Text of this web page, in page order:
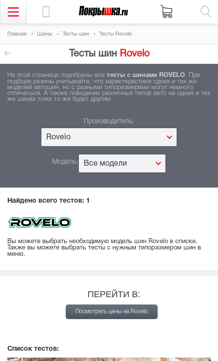
Главная Шины Тесты шин Тесты Rovelo
Тесты шин Rovelo
На этой странице подобраны все тесты с шинами ROVELO. При
подборе резины учитывайте, что характеристики одних и тех же
моделей автошин, но с разными типоразмерами могут немного
отличаться. А также поведение различных типов авто на одних и тех
же шинах тоже то же будет другим.
Производитель:
Rovelo
Модель: Все модели
Найдено всего тестов: 1
Вы можете выбрать необходимую модель шин Rovelo в списке.
Также вы можете выбрать тесты с нужным типоразмером шин в
меню.
ПЕРЕЙТИ В:
Посмотреть цены на Rovelo
Список тестов: